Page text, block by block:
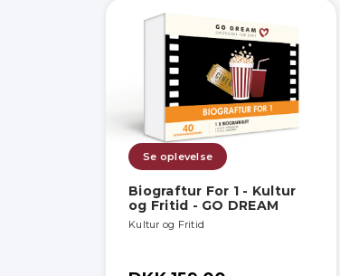
Se oplevelse
Biograftur For 1 - Kultur
og Fritid - GO DREAM
Kultur og Fritid